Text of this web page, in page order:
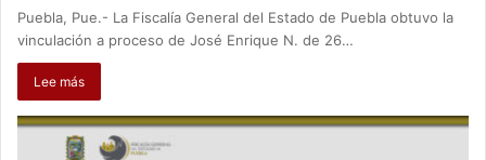
Puebla, Pue.- La Fiscalía General del Estado de Puebla obtuvo la
vinculación a proceso de José Enrique N. de 26…
Lee más